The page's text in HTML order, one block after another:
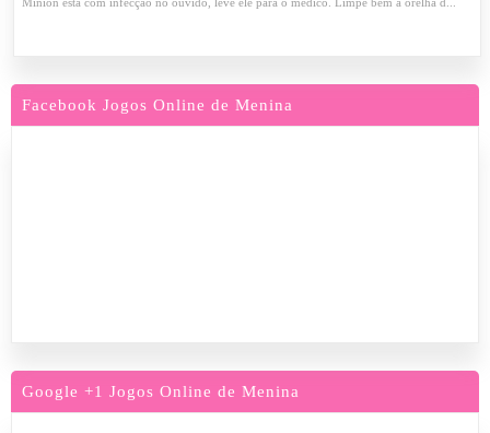
Facebook Jogos Online de Menina
Google +1 Jogos Online de Menina